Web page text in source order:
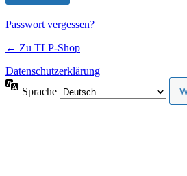
Passwort vergessen?
← Zu TLP-Shop
Datenschutzerklärung
Sprache